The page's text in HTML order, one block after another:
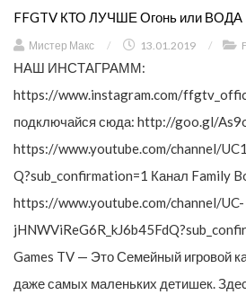
FFGTV КТО ЛУЧШЕ Огонь или ВОДА
Мистер Макс / 13.01.2019 /
НАШ ИНСТАГРАММ:
https://www.instagram.com/
подключайся сюда: http://goo.gl/
https://www.youtube.com/channel/
Q?sub_confirmation=1 Канал Family
https://www.youtube.com/channel/UC-
Games TV — Это Семейный игровой
даже самых маленьких детишек.